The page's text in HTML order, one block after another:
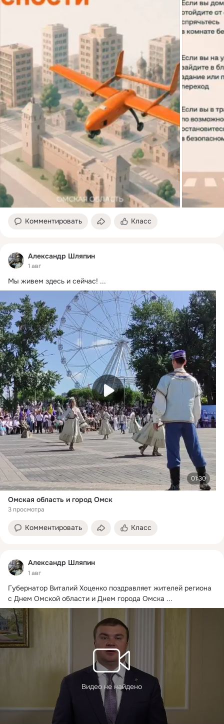
Комментировать Класс
Александр Шляпин
1 авг
Мы живем здесь и сейчас! ...
01:30
Омская область и город Омск
3 просмотра
Комментировать Класс
Александр Шляпин
1 авг
Губернатор Виталий Хоценко поздравляет жителей региона
с Днем Омской области и Днем города Омска ...
Видео не найдено